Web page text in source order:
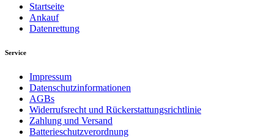
Startseite
Ankauf
Datenrettung
Service
Impressum
Datenschutzinformationen
AGBs
Widerrufsrecht und Rückerstattungsrichtlinie
Zahlung und Versand
Batterieschutzverordnung